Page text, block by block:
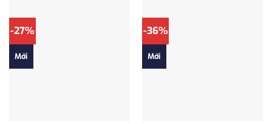
-27%
Mới
-36%
Mới